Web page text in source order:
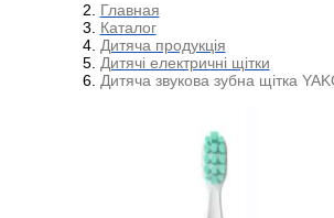
Главная
Каталог
Дитяча продукція
Дитячі електричні щітки
Дитяча звукова зубна щітка